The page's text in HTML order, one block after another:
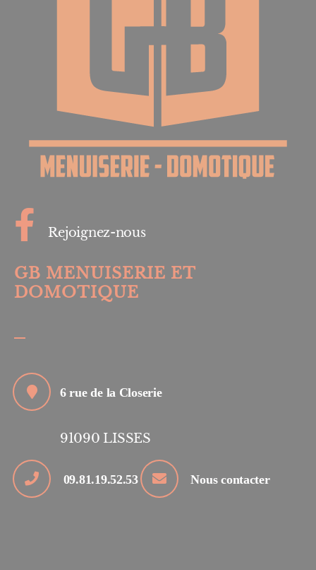
Rejoignez-nous
GB MENUISERIE ET
DOMOTIQUE
6 rue de la Closerie
91090 LISSES
09.81.19.52.53 Nous contacter